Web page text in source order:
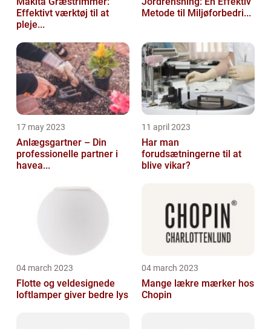
Effektivt værktøj til at
pleje...
Metode til Miljøforbedri...
17 may 2023
Anlægsgartner – Din
professionelle partner i
havea...
11 april 2023
Har man
forudsætningerne til at
blive vikar?
04 march 2023
Flotte og veldesignede
loftlamper giver bedre lys
04 march 2023
Mange lækre mærker hos
Chopin